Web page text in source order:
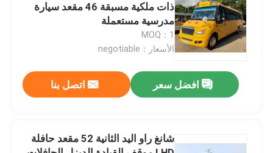
رقابة جودة
أخبار
اطلب اقتباس
ذات ملكية مسبقة 46 مقعد سيارة
مدرسية مستعملة
MOQ：1
الأسعار：negotiable
افضل سعر اتصل بنا
شانغ راو اليد الثانية 52 مقعد حافلة